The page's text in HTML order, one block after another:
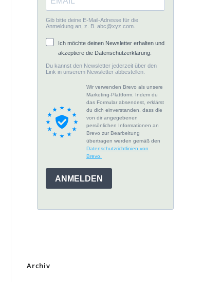
Archiv